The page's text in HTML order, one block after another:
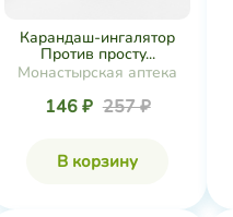
Карандаш-ингалятор
Против просту...
Монастырская аптека
146 ₽ 257 ₽
В корзину